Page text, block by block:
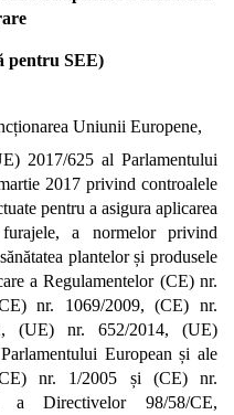
pentru SEE)
Uniunii Europene,
2017/625 al Parlamentului
2017 privind controalele
pentru a asigura aplicarea
a normelor privind
plantelor și produsele
a Regulamentelor (CE) nr.
nr. 1069/2009, (CE) nr.
(UE) nr. 652/2014, (UE)
European și ale
nr. 1/2005 și (CE) nr.
Directivelor 98/58/CE,